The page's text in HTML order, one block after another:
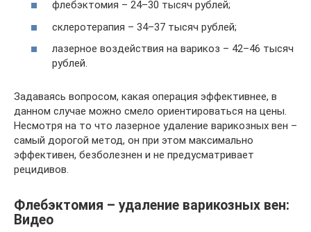
флебэктомия – 24–30 тысяч рублей;
склеротерапия – 34–37 тысяч рублей;
лазерное воздействия на варикоз – 42–46 тысяч
рублей.
Задаваясь вопросом, какая операция эффективнее, в
данном случае можно смело ориентироваться на цены.
Несмотря на то что лазерное удаление варикозных вен –
самый дорогой метод, он при этом максимально
эффективен, безболезнен и не предусматривает
рецидивов.
Флебэктомия – удаление варикозных вен:
Видео